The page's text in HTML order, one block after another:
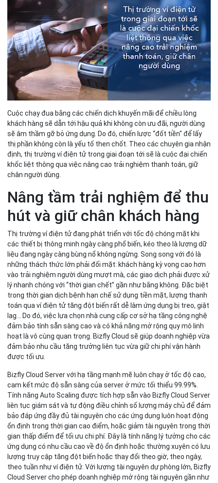
Cuộc chạy đua bằng các chiến dịch khuyến mãi để chiều lòng
khách hàng sẽ dẫn tới hậu quả khi không còn ưu đãi, người dùng
sẽ âm thầm gỡ bỏ ứng dụng. Do đó, chiến lược “đốt tiền" để lấy
thị phần không còn là yếu tố then chốt. Theo các chuyên gia nhận
định, thị trường ví điện tử trong giai đoạn tới sẽ là cuộc đại chiến
khốc liệt thông qua việc nâng cao trải nghiệm thanh toán, giữ
chân người dùng.
Nâng tầm trải nghiệm để thu
hút và giữ chân khách hàng
Thị trường ví điện tử đang phát triển với tốc độ chóng mặt khi
các thiết bị thông minh ngày càng phổ biến, kéo theo là lượng dữ
liệu đang ngày càng bùng nổ không ngừng. Song song với đó là
những thách thức lớn phải đối mặt: khách hàng kỳ vọng cao hơn
vào trải nghiệm người dùng mượt mà, các giao dịch phải được xử
lý nhanh chóng với “thời gian chết” gần như bằng không. Đặc biệt
trong thời gian dịch bệnh hạn chế sử dụng tiền mặt, lượng thanh
toán qua ví điện tử tăng đột biến rất dễ làm ứng dụng bị treo, giật
lag… Do đó, việc lựa chọn nhà cung cấp cơ sở hạ tầng công nghệ
đảm bảo tính sẵn sàng cao và có khả năng mở rộng quy mô linh
hoạt là vô cùng quan trọng. Bizfly Cloud sẽ giúp doanh nghiệp vừa
đảm bảo nhu cầu tăng trưởng liên tục vừa giữ chi phí vận hành
được tối ưu.
Bizfly Cloud Server với hạ tầng mạnh mẽ luôn chạy ở tốc độ cao,
cam kết mức độ sẵn sàng của server ở mức tối thiểu 99.99%.
Tính năng Auto Scaling được tích hợp sẵn vào Bizfly Cloud Server
liên tục giám sát và tự động điều chỉnh số lượng máy chủ để đảm
bảo đáp ứng đầy đủ tài nguyên cho các ứng dụng luôn hoạt động
ổn định trong thời gian cao điểm, hoặc giảm tài nguyên trong thời
gian thấp điểm để tối ưu chi phí. Đây là tính năng lý tưởng cho các
ứng dụng có nhu cầu cao về độ ổn định hoặc thường xuyên có lưu
lượng truy cập tăng đột biến hoặc thay đổi theo giờ, theo ngày,
theo tuần như ví điện tử. Với lượng tài nguyên dự phòng lớn, Bizfly
Cloud Server cho phép doanh nghiệp mở rộng tài nguyên gần như